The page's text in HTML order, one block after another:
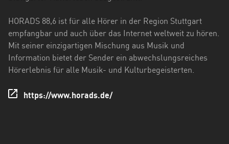
Sachsen-
Anhalt
HORADS 88,6 ist für alle Hörer in der Region Stuttgart
empfangbar und auch über das Internet weltweit zu hören.
Mit seiner einzigartigen Mischung aus Musik und
Information bietet der Sender ein abwechslungsreiches
Hörerlebnis für alle Musik- und Kulturbegeisterten.
https://www.horads.de/